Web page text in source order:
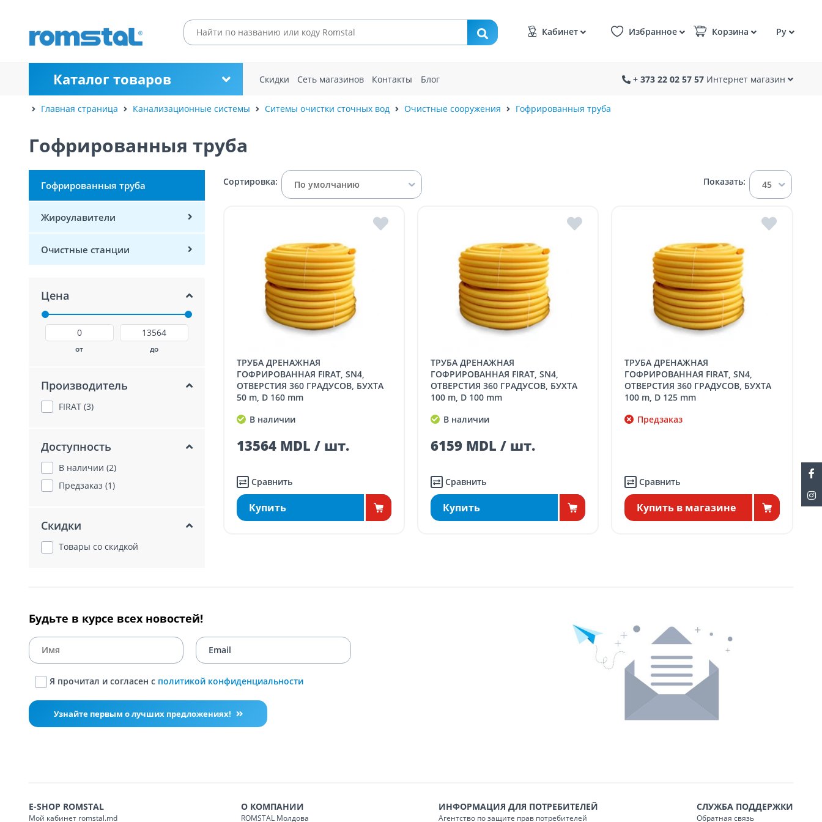
Кабинет Избранное Корзина Ру
Каталог товаров Скидки Сеть магазинов Контакты Блог + 373 22 02 57 57 Интернет магазин
Главная страница Канализационные системы Ситемы очистки сточных вод Очистные сооружения Гофрированныя труба
Гофрированныя труба
Гофрированныя труба
Жироулавители
Очистные станции
Цена
от до
Производитель
FIRAT (3)
Доступность
В наличии (2)
Предзаказ (1)
Скидки
Товары со скидкой
Сортировка: По умолчанию Показать: 45
ТРУБА ДРЕНАЖНАЯ
ГОФРИРОВАННАЯ FIRAT, SN4,
ОТВЕРСТИЯ 360 ГРАДУСОВ, БУХТА
50 m, D 160 mm
В наличии
13564 MDL / шт.
Сравнить
Купить
ТРУБА ДРЕНАЖНАЯ
ГОФРИРОВАННАЯ FIRAT, SN4,
ОТВЕРСТИЯ 360 ГРАДУСОВ, БУХТА
100 m, D 100 mm
В наличии
6159 MDL / шт.
Сравнить
Купить
ТРУБА ДРЕНАЖНАЯ
ГОФРИРОВАННАЯ FIRAT, SN4,
ОТВЕРСТИЯ 360 ГРАДУСОВ, БУХТА
100 m, D 125 mm
Предзаказ
Сравнить
Купить в магазине
Будьте в курсе всех новостей!
Я прочитал и согласен с политикой конфиденциальности
Узнайте первым о лучших предложениях!
E-SHOP ROMSTAL
Мой кабинет romstal.md
О КОМПАНИИ
ROMSTAL Молдова
ИНФОРМАЦИЯ ДЛЯ ПОТРЕБИТЕЛЕЙ
Агентство по защите прав потребителей
СЛУЖБА ПОДДЕРЖКИ
Обратная связь